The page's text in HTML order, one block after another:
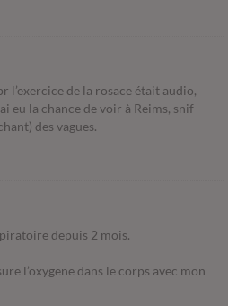
l’exercice de la rosace était audio,
eu la chance de voir à Reims, snif
des vagues.
depuis 2 mois.
l’oxygene dans le corps avec mon